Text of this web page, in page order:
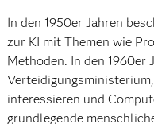
In den 1950er Jahren
zur KI mit Themen wie
Methoden. In den 1960er
interessieren und
grundlegende